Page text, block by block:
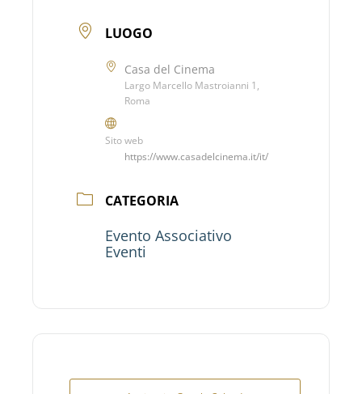
LUOGO
Casa del Cinema
Largo Marcello Mastroianni 1,
Roma
Sito web
https://www.casadelcinema.it/it/
CATEGORIA
Evento Associativo
Eventi